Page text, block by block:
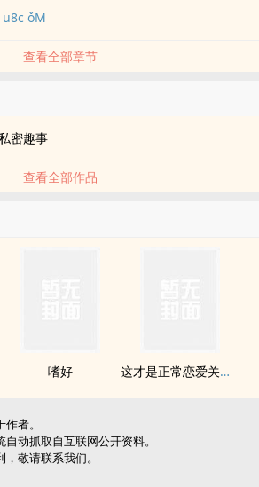
ǒM
查看全部章节
密趣事
查看全部作品
嗜好 这才是正常恋爱关系【短篇合集】
者。
动抓取自互联网公开资料。
敬请联系我们。